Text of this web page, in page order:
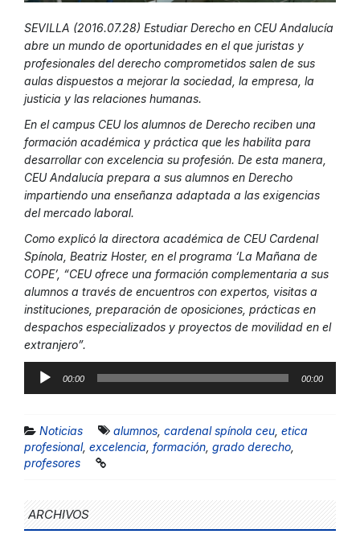
SEVILLA (2016.07.28) Estudiar Derecho en CEU Andalucía
abre un mundo de oportunidades en el que juristas y
profesionales del derecho comprometidos salen de sus
aulas dispuestos a mejorar la sociedad, la empresa, la
justicia y las relaciones humanas.
En el campus CEU los alumnos de Derecho reciben una
formación académica y práctica que les habilita para
desarrollar con excelencia su profesión. De esta manera,
CEU Andalucía prepara a sus alumnos en Derecho
impartiendo una enseñanza adaptada a las exigencias
del mercado laboral.
Como explicó la directora académica de CEU Cardenal
Spínola, Beatriz Hoster, en el programa ‘La Mañana de
COPE’, “CEU ofrece una formación complementaria a sus
alumnos a través de encuentros con expertos, visitas a
instituciones, preparación de oposiciones, prácticas en
despachos especializados y proyectos de movilidad en el
extranjero”.
Reproductor
00:00 00:00
Noticias alumnos cardenal spínola ceu etica
profesional, excelencia formación grado derecho
profesores
ARCHIVOS